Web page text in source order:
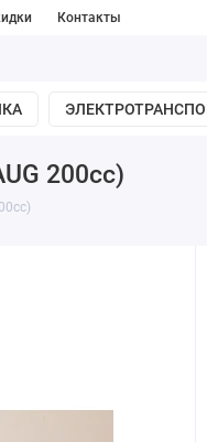
Контакты
200cc)